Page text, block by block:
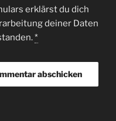
erklärst du dich
deiner Daten
*